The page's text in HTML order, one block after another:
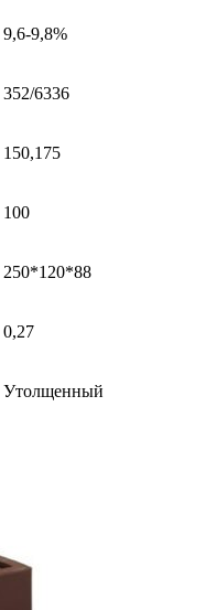
9,6-9,8%
352/6336
150,175
100
250*120*88
0,27
Утолщенный